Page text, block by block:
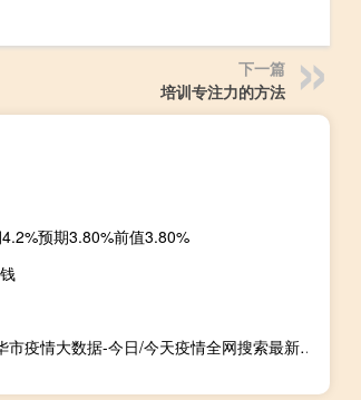
下一篇
培训专注力的方法
预期3.80%前值3.80%
2023年09月20日浙江省金华市疫情大数据-今日/今天疫情全网搜索最新实时消息动态情况通知播报